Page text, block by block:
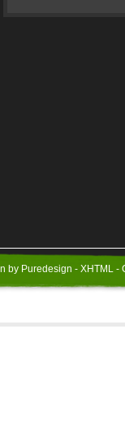
by Puredesign - XHTML -